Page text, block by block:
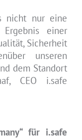
nicht nur eine
einer
Sicherheit
unseren
dem Standort
CEO i.safe
für i.safe